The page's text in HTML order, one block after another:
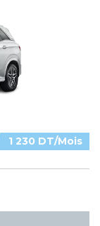
1 230 DT/Mois